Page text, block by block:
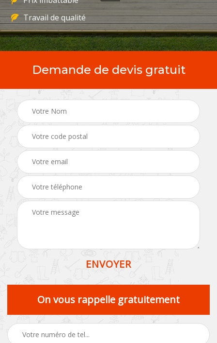
Travail de qualité
Demande de devis gratuit
On vous rappelle gratuitement